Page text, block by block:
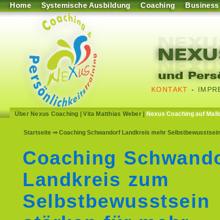
Home Systemische Ausbildung Coaching Business
KONTAKT -
Über Nexus Coaching |Vita Matthias Weber| Nexus Coaching auf
Startseite ⇒ Coaching Schwandorf Landkreis mehr
Coaching
Landkreis zum
Selbstbewusstsein